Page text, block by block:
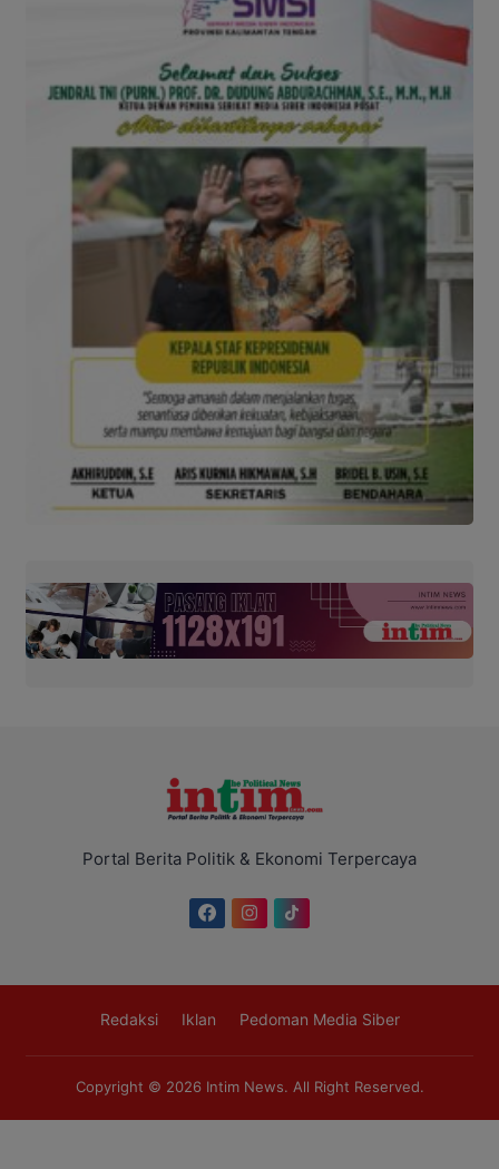
Portal Berita Politik & Ekonomi Terpercaya
Redaksi Iklan Pedoman Media Siber
Copyright © 2026 Intim News. All Right Reserved.